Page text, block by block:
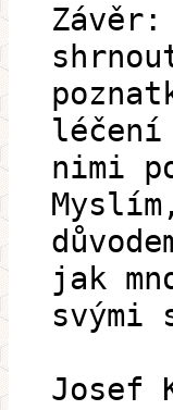
nimi
jak
svými
Josef